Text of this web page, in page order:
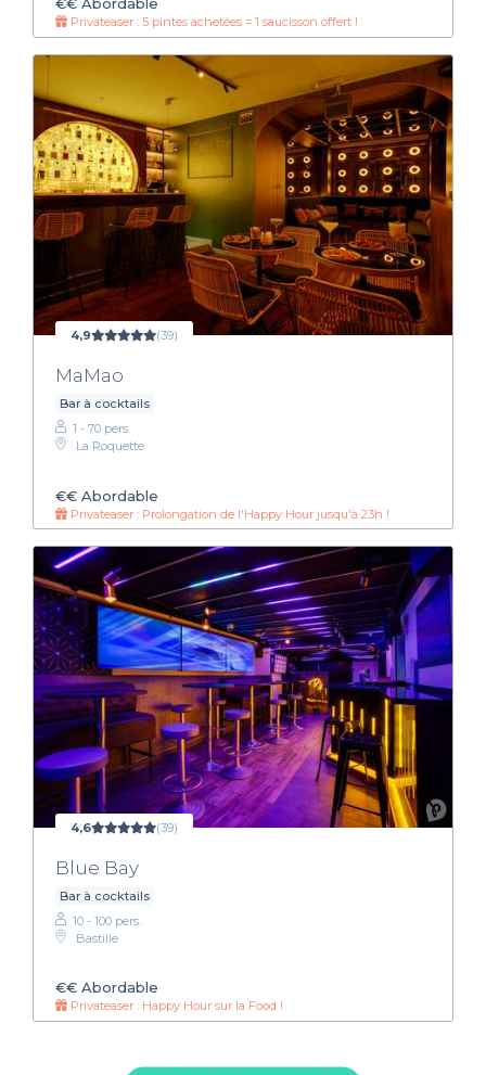
€€ Abordable
Privateaser : 5 pintes achetées = 1 saucisson offert !
4,9 (39)
MaMao
Bar à cocktails
1 - 70 pers.
La Roquette
€€ Abordable
Privateaser : Prolongation de l'Happy Hour jusqu'à 23h !
4,6 (39)
Blue Bay
Bar à cocktails
10 - 100 pers.
Bastille
€€ Abordable
Privateaser : Happy Hour sur la Food !